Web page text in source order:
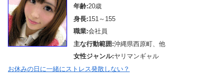
年齢:20歳
身長:151～155
職業:会社員
主な行動範囲:沖縄県西原町、他
女性ジャンル:ヤリマンギャル
お休みの日に一緒にストレス発散しない？